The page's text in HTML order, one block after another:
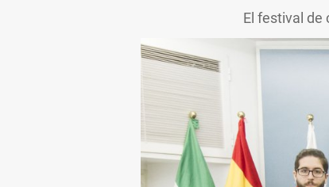
El festival de